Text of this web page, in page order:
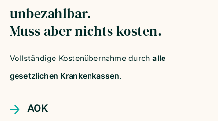
unbezahlbar.
Muss aber nichts kosten.
Vollständige Kostenübernahme durchalle
gesetzlichen Krankenkassen.
AOK